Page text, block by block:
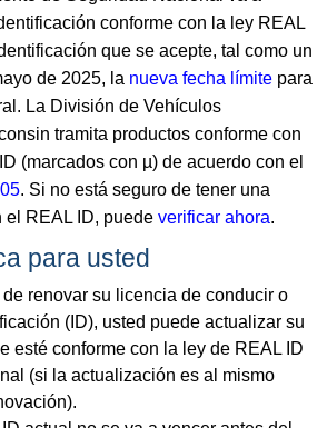
conforme con la ley REAL
que se acepte, tal como un
de 2025, la nueva fecha límite para
La División de Vehículos
tramita productos conforme con
(marcados con µ) de acuerdo con el
. Si no está seguro de tener una
el REAL ID, puede verificar ahora.
para usted
renovar su licencia de conducir o
(ID), usted puede actualizar su
esté conforme con la ley de REAL ID
(si la actualización es al mismo